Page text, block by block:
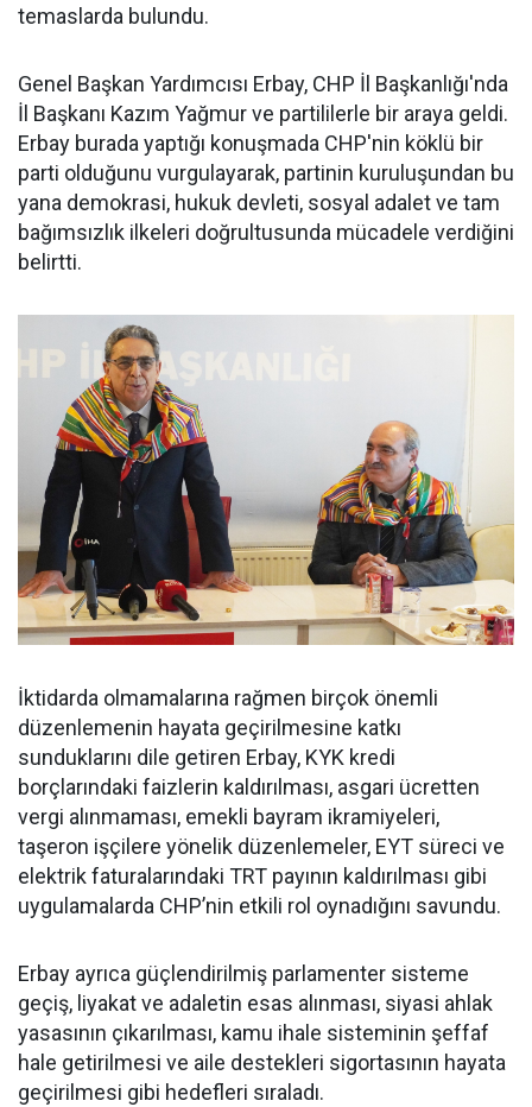
temaslarda bulundu.
Genel Başkan Yardımcısı Erbay, CHP İl Başkanlığı'nda
İl Başkanı Kazım Yağmur ve partililerle bir araya geldi.
Erbay burada yaptığı konuşmada CHP'nin köklü bir
parti olduğunu vurgulayarak, partinin kuruluşundan bu
yana demokrasi, hukuk devleti, sosyal adalet ve tam
bağımsızlık ilkeleri doğrultusunda mücadele verdiğini
belirtti.
İktidarda olmamalarına rağmen birçok önemli
düzenlemenin hayata geçirilmesine katkı
sunduklarını dile getiren Erbay, KYK kredi
borçlarındaki faizlerin kaldırılması, asgari ücretten
vergi alınmaması, emekli bayram ikramiyeleri,
taşeron işçilere yönelik düzenlemeler, EYT süreci ve
elektrik faturalarındaki TRT payının kaldırılması gibi
uygulamalarda CHP’nin etkili rol oynadığını savundu.
Erbay ayrıca güçlendirilmiş parlamenter sisteme
geçiş, liyakat ve adaletin esas alınması, siyasi ahlak
yasasının çıkarılması, kamu ihale sisteminin şeffaf
hale getirilmesi ve aile destekleri sigortasının hayata
geçirilmesi gibi hedefleri sıraladı.